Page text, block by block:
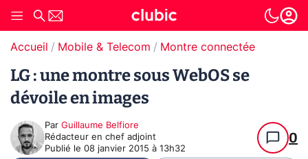
Accueil Mobile & Telecom Montre connectée
LG : une montre sous WebOS se
dévoile en images
Par Guillaume Belfiore
Rédacteur en chef adjoint
Publié le 08 janvier 2015 à 13h32
0